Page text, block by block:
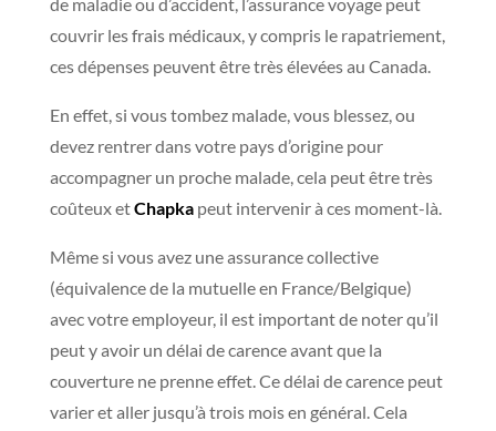
de maladie ou d’accident, l’assurance voyage peut
couvrir les frais médicaux, y compris le rapatriement,
ces dépenses peuvent être très élevées au Canada.
En effet, si vous tombez malade, vous blessez, ou
devez rentrer dans votre pays d’origine pour
accompagner un proche malade, cela peut être très
coûteux etChapka peut intervenir à ces moment-là.
Même si vous avez une assurance collective
(équivalence de la mutuelle en France/Belgique)
avec votre employeur, il est important de noter qu’il
peut y avoir un délai de carence avant que la
couverture ne prenne effet. Ce délai de carence peut
varier et aller jusqu’à trois mois en général. Cela